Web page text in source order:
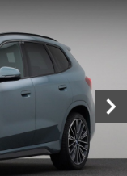
Contact dealer
€ 41.880,-
€ 449,08